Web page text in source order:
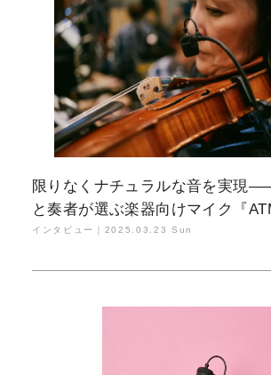
限りなくナチュラルな音を実現
と奏者が選ぶ楽器向けマイク『
インタビュー｜ 2025.03.23 Sun